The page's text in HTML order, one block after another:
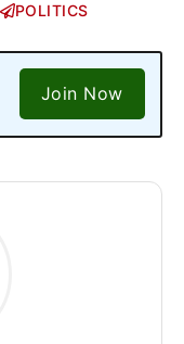
POLITICS
Join Now